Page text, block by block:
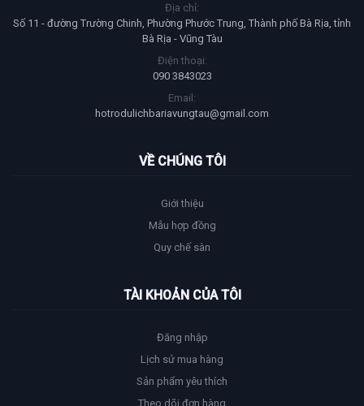
Địa chỉ:
Số 11 - đường Trường Chinh, Phường Phước Trung, Thành phố Bà Rịa, tỉnh
Bà Rịa - Vũng Tàu
Điện thoại:
090 3843023
Email:
hotrodulichbariavungtau@gmail.com
VỀ CHÚNG TÔI
Giới thiệu
Mẫu hợp đồng
Quy chế sàn
TÀI KHOẢN CỦA TÔI
Đăng nhập
Lịch sử mua hàng
Sản phẩm yêu thích
Theo dõi đơn hàng